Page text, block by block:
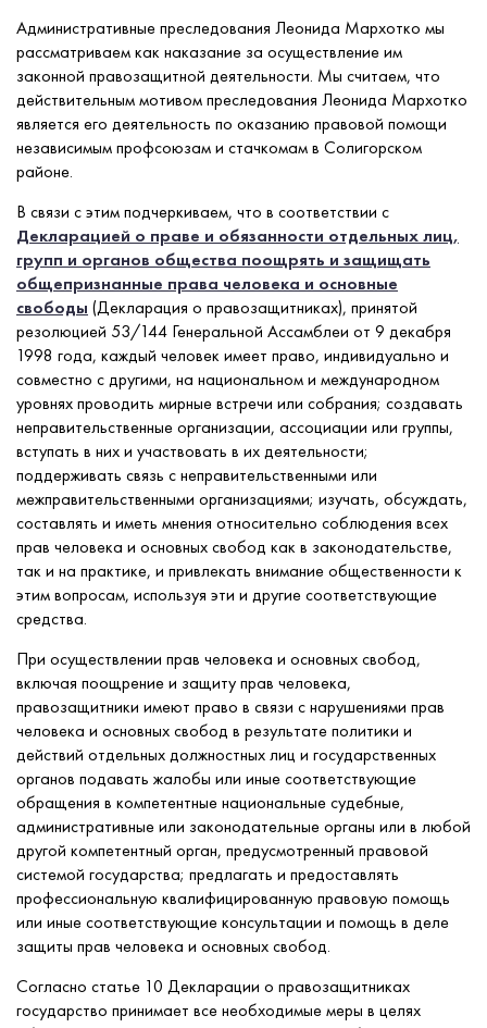
Административные преследования Леонида Мархотко мы
рассматриваем как наказание за осуществление им
законной правозащитной деятельности. Мы считаем, что
действительным мотивом преследования Леонида Мархотко
является его деятельность по оказанию правовой помощи
независимым профсоюзам и стачкомам в Солигорском
районе.
В связи с этим подчеркиваем, что в соответствии с
Декларацией о праве и обязанности отдельных лиц,
групп и органов общества поощрять и защищать
общепризнанные права человека и основные
свободы (Декларация о правозащитниках), принятой
резолюцией 53/144 Генеральной Ассамблеи от 9 декабря
1998 года, каждый человек имеет право, индивидуально и
совместно с другими, на национальном и международном
уровнях проводить мирные встречи или собрания; создавать
неправительственные организации, ассоциации или группы,
вступать в них и участвовать в их деятельности;
поддерживать связь с неправительственными или
межправительственными организациями; изучать, обсуждать,
составлять и иметь мнения относительно соблюдения всех
прав человека и основных свобод как в законодательстве,
так и на практике, и привлекать внимание общественности к
этим вопросам, используя эти и другие соответствующие
средства.
При осуществлении прав человека и основных свобод,
включая поощрение и защиту прав человека,
правозащитники имеют право в связи с нарушениями прав
человека и основных свобод в результате политики и
действий отдельных должностных лиц и государственных
органов подавать жалобы или иные соответствующие
обращения в компетентные национальные судебные,
административные или законодательные органы или в любой
другой компетентный орган, предусмотренный правовой
системой государства; предлагать и предоставлять
профессиональную квалифицированную правовую помощь
или иные соответствующие консультации и помощь в деле
защиты прав человека и основных свобод.
Согласно статье 10 Декларации о правозащитниках
государство принимает все необходимые меры в целях